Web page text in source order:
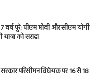
पूरे: पीएम मोदी और सीएम योगी
को सराहा
सरकार परिसीमन विधेयक पर 16 से 18